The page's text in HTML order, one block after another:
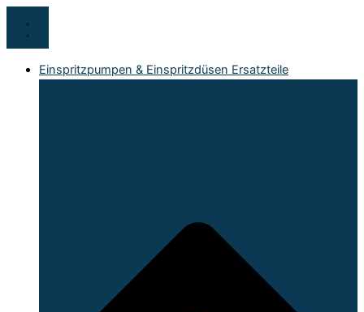
Einspritzpumpen & Einspritzdüsen Ersatzteile